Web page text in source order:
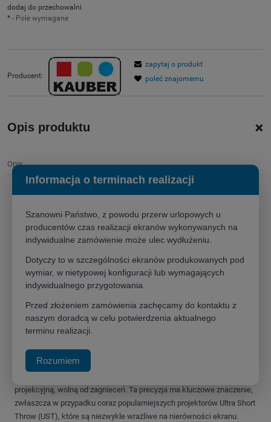
dodaj do przechowalni
* - Pole wymagane
Producent:
zapytaj o produkt
poleć znajomemu
Opis produktu +
Opis
domowe z perfekcyjnym obrazem
Przenieś swoje doświadczenie kina domowego na wyższy poziom z
ekranem projekcyjnymKauber Inceiling Tensioned. To innowacyjne
rozwiązanie, zaprojektowane dla miłośników perfekcyjnego obrazu i
minimalistycznego designu, łączy w sobie niezawodność,
funkcjonalność i estetykę.Dzięki dyskretnemu montażowi w suficie
zwinięty, a jego obecność zdradza jedynie elegancka maskownica
To, co wyróżnia Kauber Inceiling Tensioned, to zaawansowany system
projekcyjną, wolną od zagnieceń. Ta precyzja ma kluczowe znaczenie,
zwłaszcza w przypadku coraz popularniejszych projektorów Ultra Short
Throw (UST), które są niezwykle wrażliwe na nierówności ekranu.
Informacja o terminach realizacji
Szanowni Państwo, z powodu przerw urlopowych u
producentów czas realizacji ekranów wykonywanych na
indywidualne zamówienie może ulec wydłużeniu.
Dotyczy to w szczególności ekranów produkowanych pod
wymiar, w nietypowej konfiguracji lub wymagających
indywidualnego przygotowania.
Przed złożeniem zamówienia zachęcamy do kontaktu z
naszym doradcą w celu potwierdzenia aktualnego
terminu realizacji.
Rozumiem